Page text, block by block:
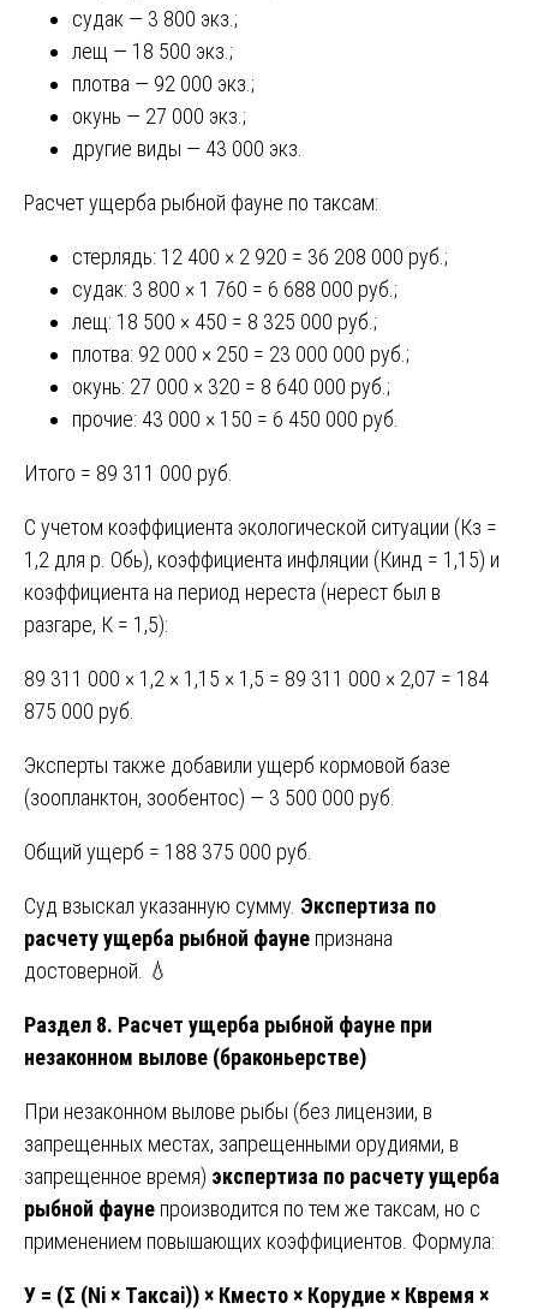
судак — 3 800 экз.;
лещ — 18 500 экз.;
плотва — 92 000 экз.;
окунь — 27 000 экз.;
другие виды — 43 000 экз.
Расчет ущерба рыбной фауне по таксам:
стерлядь: 12 400 × 2 920 = 36 208 000 руб.;
судак: 3 800 × 1 760 = 6 688 000 руб.;
лещ: 18 500 × 450 = 8 325 000 руб.;
плотва: 92 000 × 250 = 23 000 000 руб.;
окунь: 27 000 × 320 = 8 640 000 руб.;
прочие: 43 000 × 150 = 6 450 000 руб.
Итого = 89 311 000 руб.
С учетом коэффициента экологической ситуации (Кз =
1,2 для р. Обь), коэффициента инфляции (Кинд = 1,15) и
коэффициента на период нереста (нерест был в
разгаре, К = 1,5):
89 311 000 × 1,2 × 1,15 × 1,5 = 89 311 000 × 2,07 = 184
875 000 руб.
Эксперты также добавили ущерб кормовой базе
(зоопланктон, зообентос) — 3 500 000 руб.
Общий ущерб = 188 375 000 руб.
Суд взыскал указанную сумму. Экспертиза по
расчету ущерба рыбной фауне признана
достоверной. 💧
Раздел 8. Расчет ущерба рыбной фауне при
незаконном вылове (браконьерстве)
При незаконном вылове рыбы (без лицензии, в
запрещенных местах, запрещенными орудиями, в
запрещенное время) экспертиза по расчету ущерба
рыбной фауне производится по тем же таксам, но с
применением повышающих коэффициентов. Формула:
У = (Σ (Ni × Таксаi)) × Кместо × Корудие × Квремя ×